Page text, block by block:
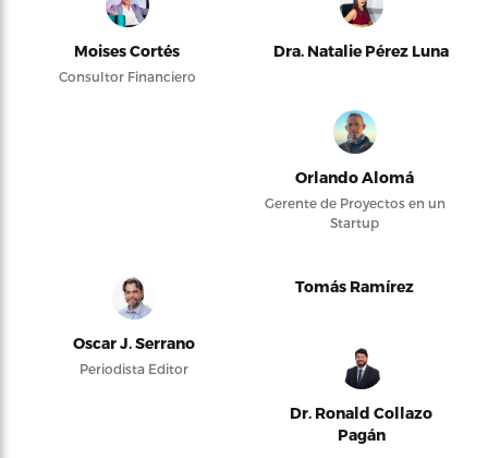
Moises Cortés
Consultor Financiero
Dra. Natalie Pérez Luna
Orlando Alomá
Gerente de Proyectos en un
Startup
Oscar J. Serrano
Periodista Editor
Tomás Ramírez
Dr. Ronald Collazo
Pagán